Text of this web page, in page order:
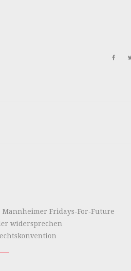
Mannheimer Fridays-For-Future
widersprechen